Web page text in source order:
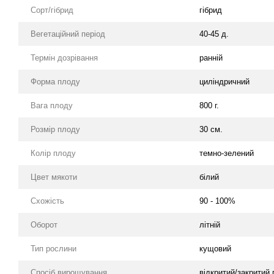
Сорт/гібрид гібрид
Вегетаційний період 40-45 д.
Термін дозрівання ранній
Форма плоду циліндричний
Вага плоду 800 г.
Розмір плоду 30 см.
Колір плоду темно-зелений
Цвет мякоти білий
Схожість 90 - 100%
Оборот літній
Тип рослини кущовий